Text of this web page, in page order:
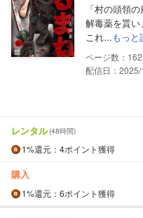
「村の頭領
解毒薬を貰い
これ...もっと
162
配信日：2025/
レンタル(48時間)
1%還元 ：4ポイント獲得
購入
1%還元 ：6ポイント獲得